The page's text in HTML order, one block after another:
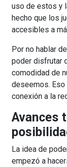
uso de estos y
hecho que los
accesibles a
Por no hablar
poder disfrutar
comodidad de
deseemos.
conexión a la
Avances
La idea de
empezó a